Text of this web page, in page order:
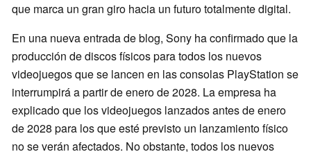
que marca un gran giro hacia un futuro totalmente digital.
En una nueva entrada de blog, Sony ha confirmado que la
producción de discos físicos para todos los nuevos
videojuegos que se lancen en las consolas PlayStation se
interrumpirá a partir de enero de 2028. La empresa ha
explicado que los videojuegos lanzados antes de enero
de 2028 para los que esté previsto un lanzamiento físico
no se verán afectados. No obstante, todos los nuevos